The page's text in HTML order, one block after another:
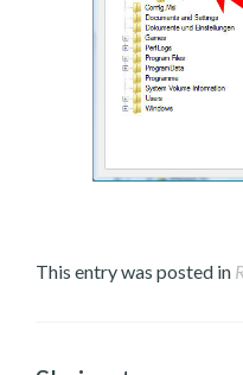
This entry was posted in